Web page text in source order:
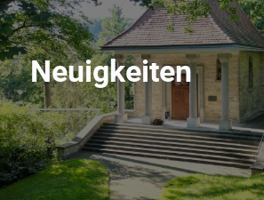
Neuigkeiten